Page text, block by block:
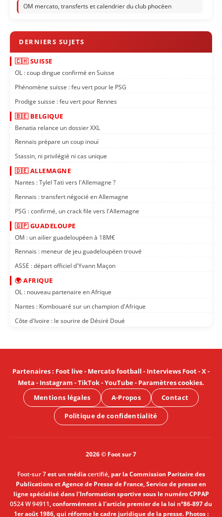
OM mercato, transferts et calendrier du club phocéen
🇨🇭 SUISSE
OL : coup dingue confirmé en Suisse
Phénomène suisse : feu vert pour le PSG
Prodige suisse : feu vert pour Rennes
🇧🇪 BELGIQUE
Benatia relance un dossier XXL
Rennais prépare un coup inouï
Stassin, ni privilégié ni cas unique
🇩🇪 ALLEMAGNE
Nantes : Tylel Tati vers l'Allemagne ?
Rennais : transfert négocié en Allemagne
PSG : confirmé, un crack file vers l'Allemagne
🇬🇵 GUADELOUPE
OM : un ailier guadeloupéen à 18M€
Rennais : meneur de jeu guadeloupéen trouvé
ASSE : départ officiel d'Yvann Maçon
🌍 AFRIQUE
OL : nouveau partenaire en Afrique
Nantes : Kombouaré sur un champion d'Afrique
Côte d'Ivoire : le sourire de Désiré Doué
Partenaires: Foot live- Mercato football - Interviews Foot-X-
Meta - Instagram -TikTok-YouTube- Paramètres cookies.
Mentions légales
A-Propos Contact
Politique de confidentialité
2026 © Foot sur 7
Foot-sur 7est un médiacertifié, par la Commission Paritaire des
Publications et Agence de Presse de France, Service de presse en
ligne spécialisé dans l'Information sportive sous le numéro CPPAP
0524 W 94911, conformément à l'article premier de la loi n°86-897 du
1er août 1986, qui réforme le cadre juridique de la presse. Photos :